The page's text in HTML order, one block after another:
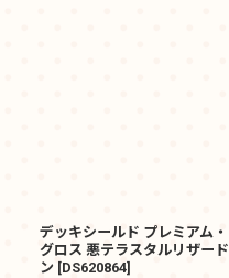
デッキシールド プレミアム・
グロス 悪テラスタルリザード
ン [DS620864]